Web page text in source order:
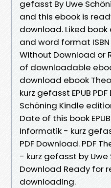
gefasst By Uwe
and this ebook is
download. Liked
and word format
Without Download or
of downloadable
download ebook
kurz gefasst EPUB
Schöning Kindle
Date of this book
Informatik - kurz
PDF Download. PDF
- kurz gefasst by Uwe
Download Ready for
downloading.